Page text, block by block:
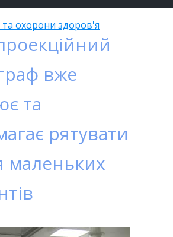
охорони здоров'я
вже
та
рятувати
маленьких